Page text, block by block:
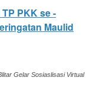
PKK se -
Maulid
Gelar Sosiaslisasi Virtual